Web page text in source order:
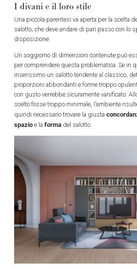
I divani e il loro stile
Una piccola parentesi va aperta per la scelta
salotto, che deve andare di pari passo con lo
disposizione.
Un soggiorno di dimensioni contenute può
per comprendere questa problematica. Se in
inserissimo un salotto tendente al classico,
proporzioni abbondanti e forme troppo
con gusto verrebbe sicuramente vanificato.
scelto fosse troppo minimale, l’ambiente
quindi necessario trovare la giusta
spazioe la formadel salotto.